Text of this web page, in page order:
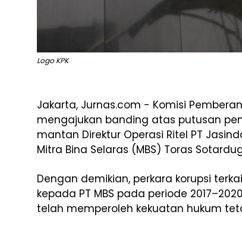
Logo KPK
Jakarta, Jurnas.com - Komisi
mengajukan banding atas putusan
mantan Direktur Operasi Ritel PT
Mitra Bina Selaras (MBS) Toras
Dengan demikian, perkara korupsi
kepada PT MBS pada periode
telah memperoleh kekuatan hukum